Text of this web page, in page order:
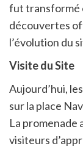
fut transformé
découvertes
l’évolution du
Visite du Site
Aujourd’hui,
sur la place
La promenade
visiteurs